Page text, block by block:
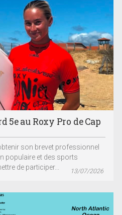
5e au Roxy Pro de Cap
son brevet professionnel
populaire et des sports
de participer...
13/07/2026